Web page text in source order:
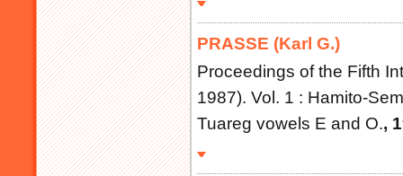
PRASSE (Karl G.)
Proceedings of the Fifth
1987). Vol. 1 : Hamito-
Tuareg vowels E and O.,